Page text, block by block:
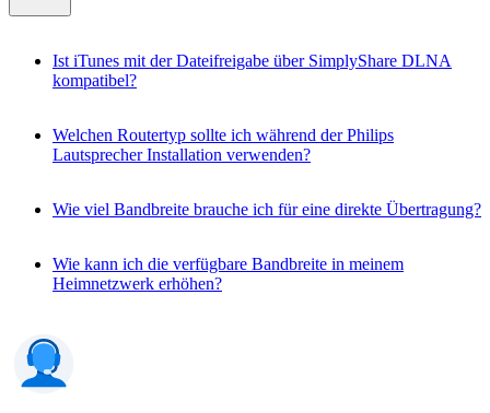
Ist iTunes mit der Dateifreigabe über SimplyShare DLNA
kompatibel?
Welchen Routertyp sollte ich während der Philips
Lautsprecher Installation verwenden?
Wie viel Bandbreite brauche ich für eine direkte Übertragung?
Wie kann ich die verfügbare Bandbreite in meinem
Heimnetzwerk erhöhen?